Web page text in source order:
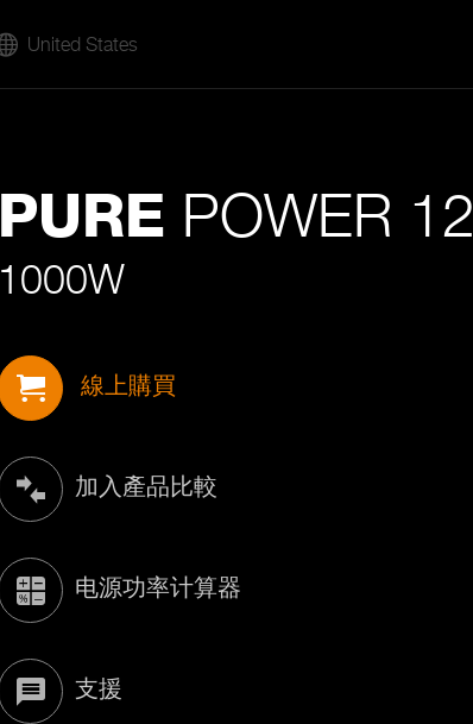
United States
PURE POWER 12
1000W
線上購買
加入產品比較
电源功率计算器
支援